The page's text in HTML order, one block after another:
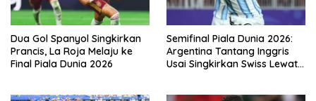
Dua Gol Spanyol Singkirkan
Prancis, La Roja Melaju ke
Final Piala Dunia 2026
Semifinal Piala Dunia 2026:
Argentina Tantang Inggris
Usai Singkirkan Swiss Lewat